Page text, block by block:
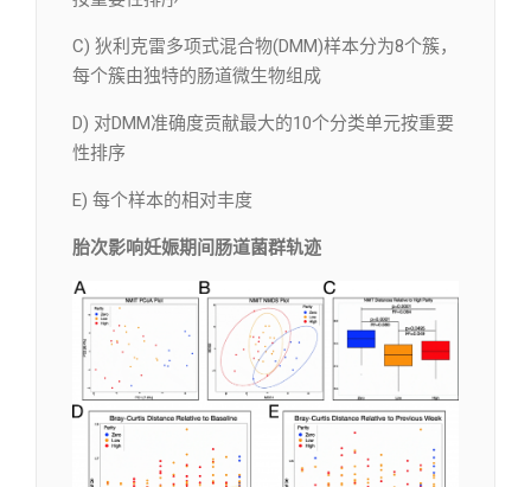
C) 狄利克雷多项式混合物(DMM)样本分为8个簇，
每个簇由独特的肠道微生物组成
D) 对DMM准确度贡献最大的10个分类单元按重要
性排序
E) 每个样本的相对丰度
胎次影响妊娠期间肠道菌群轨迹